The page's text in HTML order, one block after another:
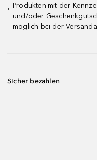
¹
Produkten mit der
und/oder
möglich bei der
Sicher bezahlen